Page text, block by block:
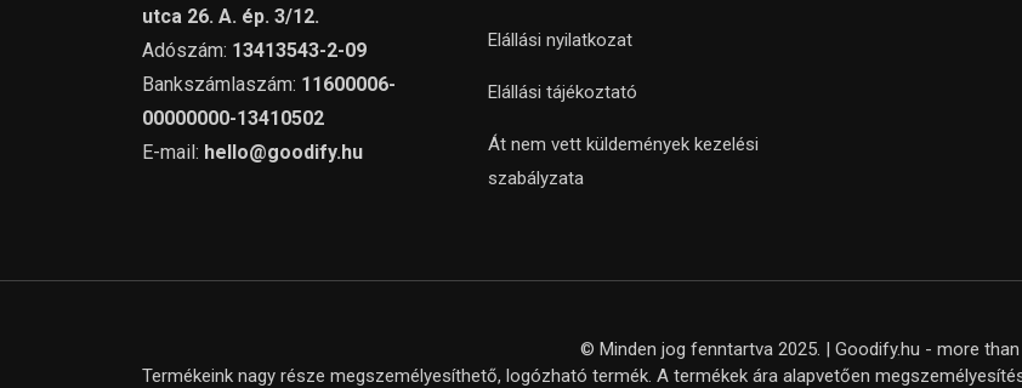
utca 26. A. ép. 3/12.
Adószám: 13413543-2-09
Bankszámlaszám: 11600006-
00000000-13410502
E-mail: hello@goodify.hu
Elállási nyilatkozat
Elállási tájékoztató
Át nem vett küldemények kezelési
szabályzata
© Minden jog fenntartva 2025. | Goodify.hu - more
Termékeink nagy része megszemélyesíthető, logózható termék. A termékek ára alapvetően